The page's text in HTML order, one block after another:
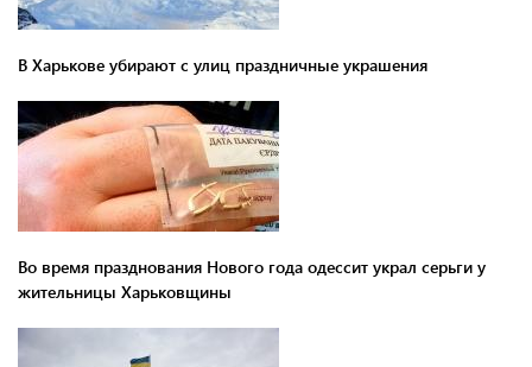
В Харькове убирают с улиц праздничные украшения
Во время празднования Нового года одессит украл серьги у
жительницы Харьковщины